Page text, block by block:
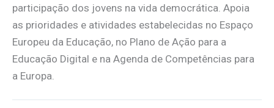
participação dos jovens na vida democrática. Apoia
as prioridades e atividades estabelecidas no Espaço
Europeu da Educação, no Plano de Ação para a
Educação Digital e na Agenda de Competências para
a Europa.